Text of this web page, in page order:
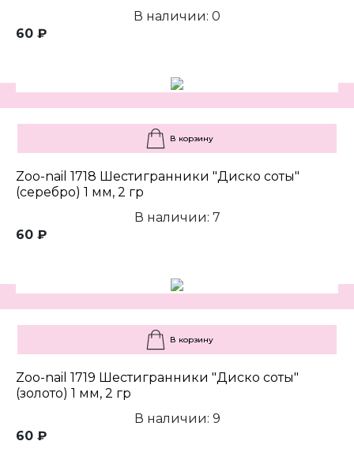
В наличии: 0
60 ₽
В корзину
Zoo-nail 1718 Шестигранники "Диско соты"
(серебро) 1 мм, 2 гр
В наличии: 7
60 ₽
В корзину
Zoo-nail 1719 Шестигранники "Диско соты"
(золото) 1 мм, 2 гр
В наличии: 9
60 ₽